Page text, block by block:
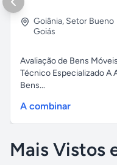
Goiânia, Setor Bueno
Goiás
Avaliação de Bens
Técnico Especializado A
Bens...
A combinar
Mais Vistos